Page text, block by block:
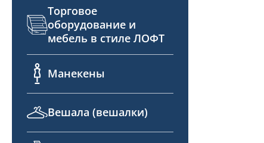
Торговое
оборудование и
мебель в стиле ЛОФТ
Манекены
Вешала (вешалки)